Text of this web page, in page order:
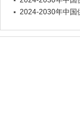
2024-2030年中国